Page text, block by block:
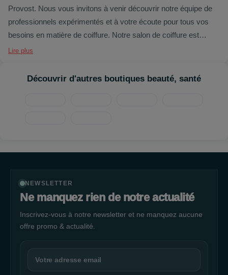
Provost. Nous vous invitons à venir découvrir notre équipe de
professionnels expérimentés et à votre écoute pour tous vos
besoins en matière de coiffure. Notre salon de coiffure est
spécialisé en coupe, coloration, balayage, mèches, brushing,
des soins et des produits exclusifs pour prendre soin de votre
engageons à offrir à nos clients une expérience qui répond à
Lire plus
Découvrir d'autres boutiques beauté, santé
NEWSLETTER
Ne manquez rien de notre actualité
Inscrivez-vous à notre newsletter et ne manquez aucune
offre promo & actualité.